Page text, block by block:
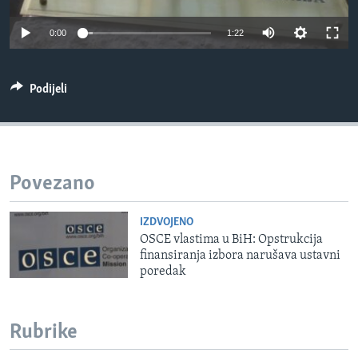
MAGAZIN
O GLASU AMERIKE
Learning English
PRATITE NAS
Jezici
0:00 1:22
Podijeli
Povezano
IZDVOJENO
OSCE vlastima u BiH: Opstrukcija
finansiranja izbora narušava ustavni
poredak
Rubrike